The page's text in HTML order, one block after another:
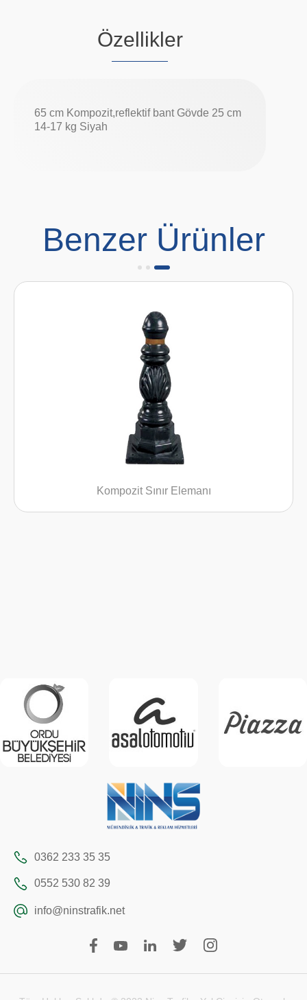
Özellikler
65 cm Kompozit,reflektif bant Gövde 25 cm
14-17 kg Siyah
Benzer Ürünler
Kompozit Sınır Elemanı
0362 233 35 35
0552 530 82 39
info@ninstrafik.net